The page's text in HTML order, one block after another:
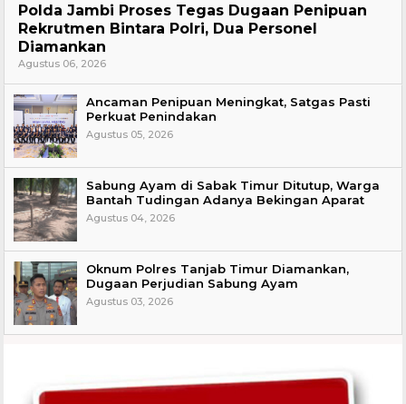
Polda Jambi Proses Tegas Dugaan Penipuan
Rekrutmen Bintara Polri, Dua Personel
Diamankan
Agustus 06, 2026
Ancaman Penipuan Meningkat, Satgas Pasti
Perkuat Penindakan
Agustus 05, 2026
Sabung Ayam di Sabak Timur Ditutup, Warga
Bantah Tudingan Adanya Bekingan Aparat
Agustus 04, 2026
Oknum Polres Tanjab Timur Diamankan,
Dugaan Perjudian Sabung Ayam
Agustus 03, 2026